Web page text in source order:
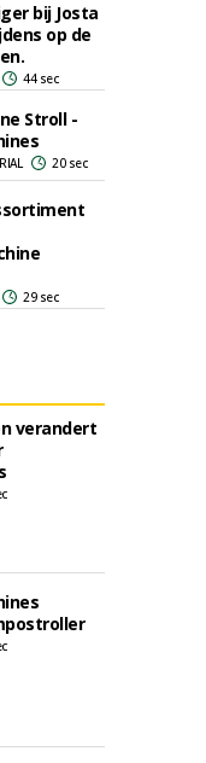
bij Josta
op de
44 sec
Stroll -
20 sec
29 sec
verandert